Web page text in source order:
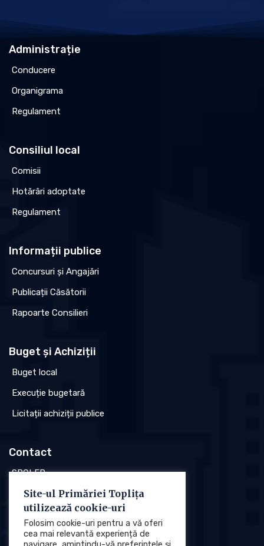
Administrație
Conducere
Organigrama
Regulament
Consiliul local
Comisii
Hotărâri adoptate
Regulament
Informații publice
Concursuri și Angajări
Publicații Căsătorii
Rapoarte Consilieri
Buget și Achiziții
Buget local
Execuție bugetară
Licitații achiziții publice
Contact
SPCLEP
Stare civilă
Poliția locală
Site-ul Primăriei Toplița
utilizează cookie-uri
Folosim cookie-uri pentru a vă oferi
cea mai relevantă experiență de